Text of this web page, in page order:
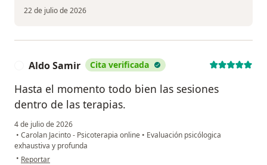
22 de julio de 2026
Aldo Samir Cita verificada
Hasta el momento todo bien las sesiones
dentro de las terapias.
4 de julio de 2026
• Carolan Jacinto - Psicoterapia online • Evaluación psicólogica
exhaustiva y profunda
• en opinión del usuario Aldo Samir
Reportar